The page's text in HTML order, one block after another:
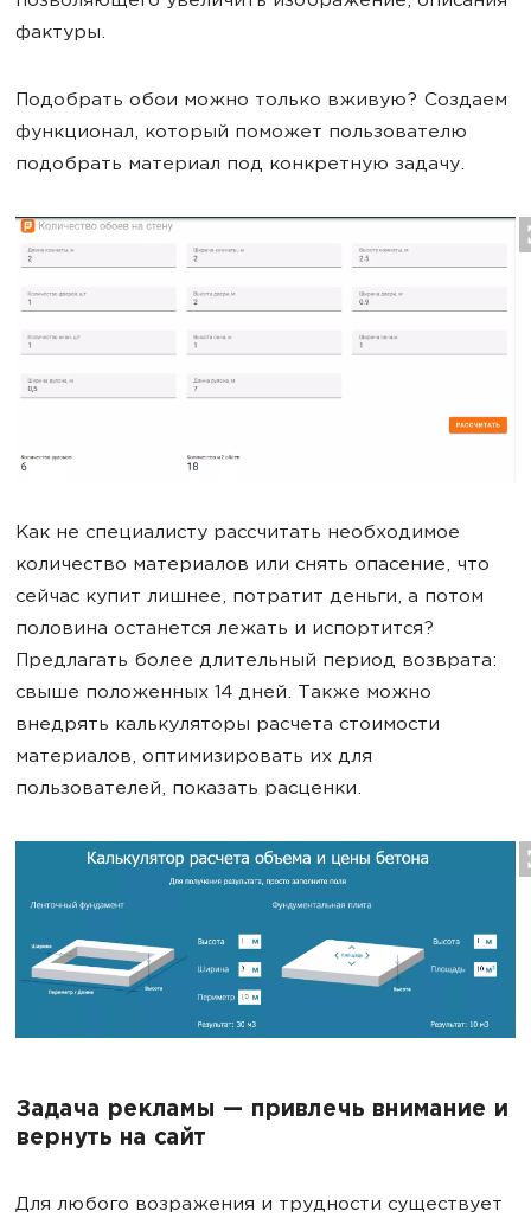
фактуры.
Подобрать обои можно только вживую? Создаем
функционал, который поможет пользователю
подобрать материал под конкретную задачу.
Как не специалисту рассчитать необходимое
количество материалов или снять опасение, что
сейчас купит лишнее, потратит деньги, а потом
половина останется лежать и испортится?
Предлагать более длительный период возврата:
свыше положенных 14 дней. Также можно
внедрять калькуляторы расчета стоимости
материалов, оптимизировать их для
пользователей, показать расценки.
Задача рекламы — привлечь внимание и
вернуть на сайт
Для любого возражения и трудности существует